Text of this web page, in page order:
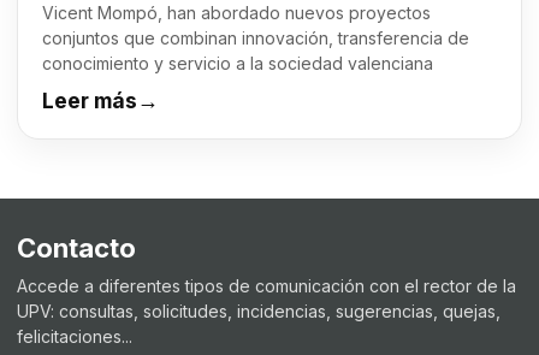
Vicent Mompó, han abordado nuevos proyectos
conjuntos que combinan innovación, transferencia de
conocimiento y servicio a la sociedad valenciana
Leer más→
Contacto
Accede a diferentes tipos de comunicación con el rector de la
UPV: consultas, solicitudes, incidencias, sugerencias, quejas,
felicitaciones...